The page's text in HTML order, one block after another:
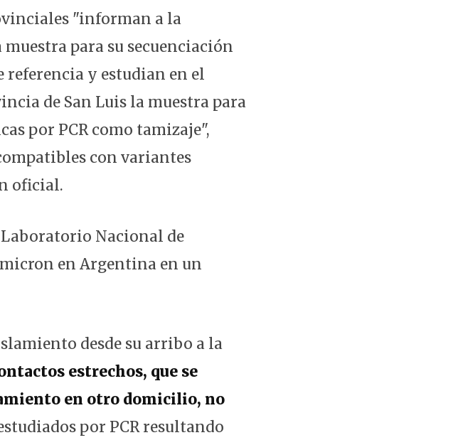
"informan a la
para su secuenciación
y estudian en el
de San Luis la muestra para
por PCR como tamizaje",
con variantes
oficial.
Nacional de
en Argentina en un
desde su arribo a la
estrechos, que se
en otro domicilio, no
por PCR resultando